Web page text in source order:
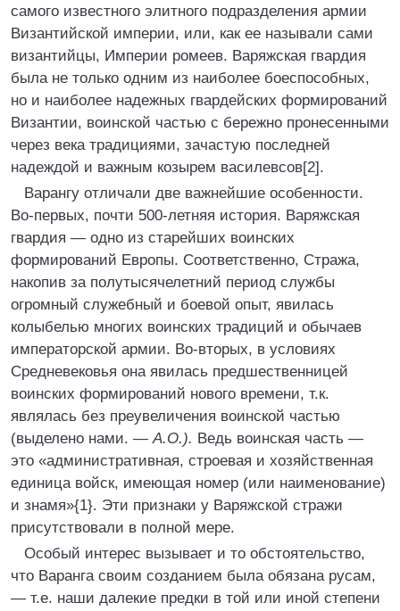
самого известного элитного подразделения армии
Византийской империи, или, как ее называли сами
византийцы, Империи ромеев. Варяжская гвардия
была не только одним из наиболее боеспособных,
но и наиболее надежных гвардейских формирований
Византии, воинской частью с бережно пронесенными
через века традициями, зачастую последней
надеждой и важным козырем василевсов[2].
Варангу отличали две важнейшие особенности.
Во-первых, почти 500-летняя история. Варяжская
гвардия — одно из старейших воинских
формирований Европы. Соответственно, Стража,
накопив за полутысячелетний период службы
огромный служебный и боевой опыт, явилась
колыбелью многих воинских традиций и обычаев
императорской армии. Во-вторых, в условиях
Средневековья она явилась предшественницей
воинских формирований нового времени, т.к.
являлась без преувеличения воинской частью
(выделено нами. —А.О.). Ведь воинская часть —
это «административная, строевая и хозяйственная
единица войск, имеющая номер (или наименование)
и знамя»{1}. Эти признаки у Варяжской стражи
присутствовали в полной мере.
Особый интерес вызывает и то обстоятельство,
что Варанга своим созданием была обязана русам,
— т.е. наши далекие предки в той или иной степени